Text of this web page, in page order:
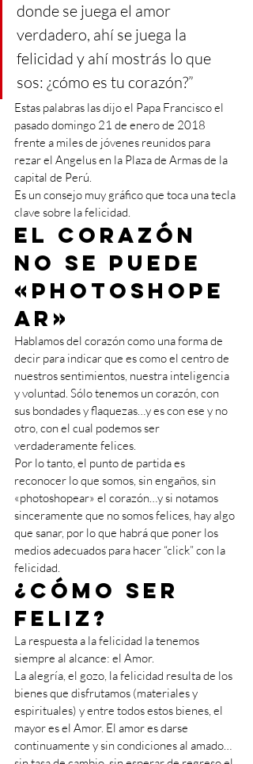
donde se juega el amor
verdadero, ahí se juega la
felicidad y ahí mostrás lo que
sos: ¿cómo es tu corazón?”
Estas palabras las dijo el Papa Francisco el
pasado domingo 21 de enero de 2018
frente a miles de jóvenes reunidos para
rezar el Angelus en la Plaza de Armas de la
capital de Perú.
Es un consejo muy gráfico que toca una tecla
clave sobre la felicidad.
El corazón
no se puede
«Photoshope
ar»
Hablamos del corazón como una forma de
decir para indicar que es como el centro de
nuestros sentimientos, nuestra inteligencia
y voluntad. Sólo tenemos un corazón, con
sus bondades y flaquezas…y es con ese y no
otro, con el cual podemos ser
verdaderamente felices.
Por lo tanto, el punto de partida es
reconocer lo que somos, sin engaños, sin
«photoshopear» el corazón…y si notamos
sinceramente que no somos felices, hay algo
que sanar, por lo que habrá que poner los
medios adecuados para hacer “click” con la
felicidad.
¿Cómo ser
feliz?
La respuesta a la felicidad la tenemos
siempre al alcance: el Amor.
La alegría, el gozo, la felicidad resulta de los
bienes que disfrutamos (materiales y
espirituales) y entre todos estos bienes, el
mayor es el Amor. El amor es darse
continuamente y sin condiciones al amado…